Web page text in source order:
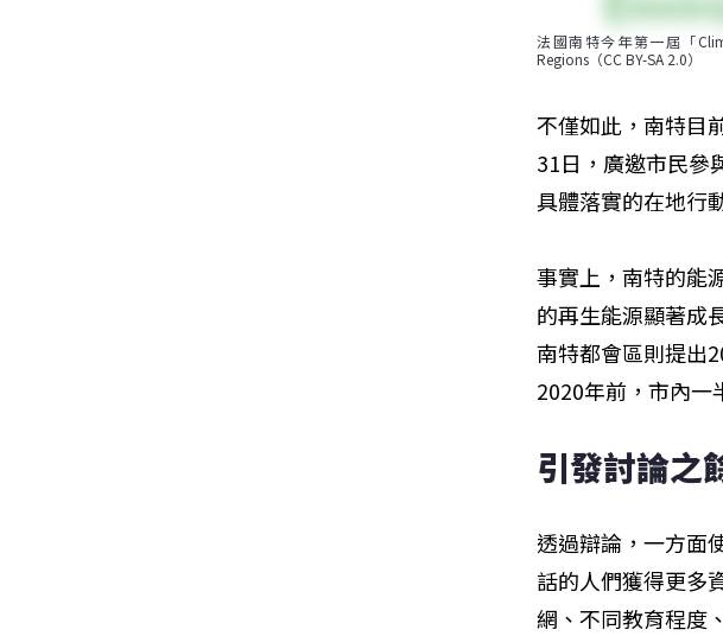
法國南特今年第一屆「
Regions（CC BY-SA 2.0）
不僅如此，南特目
31日，廣邀市民參
具體落實的在地行
事實上，南特的能
的再生能源顯著成
南特都會區則提出
2020年前，市內一
引發討論之
透過辯論，一方面
話的人們獲得更多
網、不同教育程度